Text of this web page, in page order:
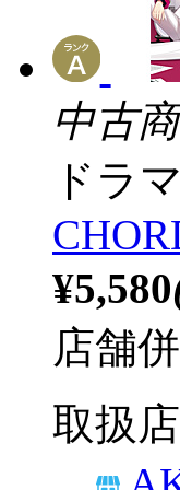
中古
ドラ
¥5,580
店舗
取扱